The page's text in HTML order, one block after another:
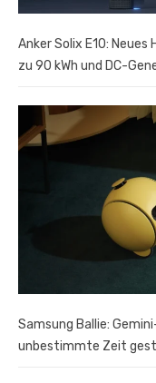
Anker Solix E10:
zu 90 kWh und DC-
Samsung Ballie:
unbestimmte Zeit